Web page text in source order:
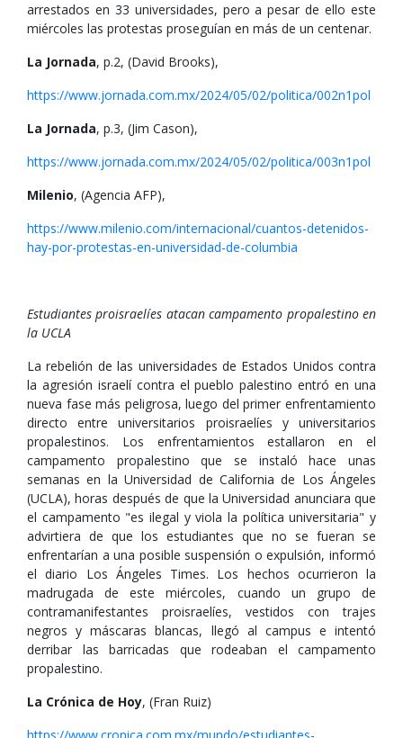
arrestados en 33 universidades, pero a pesar de ello este
miércoles las protestas proseguían en más de un centenar.
La Jornada, p.2, (David Brooks),
https://www.jornada.com.mx/2024/05/02/politica/002n1pol
La Jornada, p.3, (Jim Cason),
https://www.jornada.com.mx/2024/05/02/politica/003n1pol
Milenio, (Agencia AFP),
https://www.milenio.com/internacional/cuantos-detenidos-
hay-por-protestas-en-universidad-de-columbia
Estudiantes proisraelíes atacan campamento propalestino en
la UCLA
La rebelión de las universidades de Estados Unidos contra
la agresión israelí contra el pueblo palestino entró en una
nueva fase más peligrosa, luego del primer enfrentamiento
directo entre universitarios proisraelíes y universitarios
propalestinos. Los enfrentamientos estallaron en el
campamento propalestino que se instaló hace unas
semanas en la Universidad de California de Los Ángeles
(UCLA), horas después de que la Universidad anunciara que
el campamento "es ilegal y viola la política universitaria" y
advirtiera de que los estudiantes que no se fueran se
enfrentarían a una posible suspensión o expulsión, informó
el diario Los Ángeles Times. Los hechos ocurrieron la
madrugada de este miércoles, cuando un grupo de
contramanifestantes proisraelíes, vestidos con trajes
negros y máscaras blancas, llegó al campus e intentó
derribar las barricadas que rodeaban el campamento
propalestino.
La Crónica de Hoy, (Fran Ruiz)